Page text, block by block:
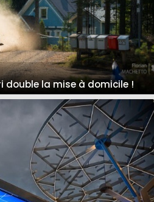
double la mise à domicile !